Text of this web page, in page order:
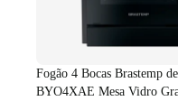
Fogão 4 Bocas Brastemp
BYO4XAE Mesa Vidro